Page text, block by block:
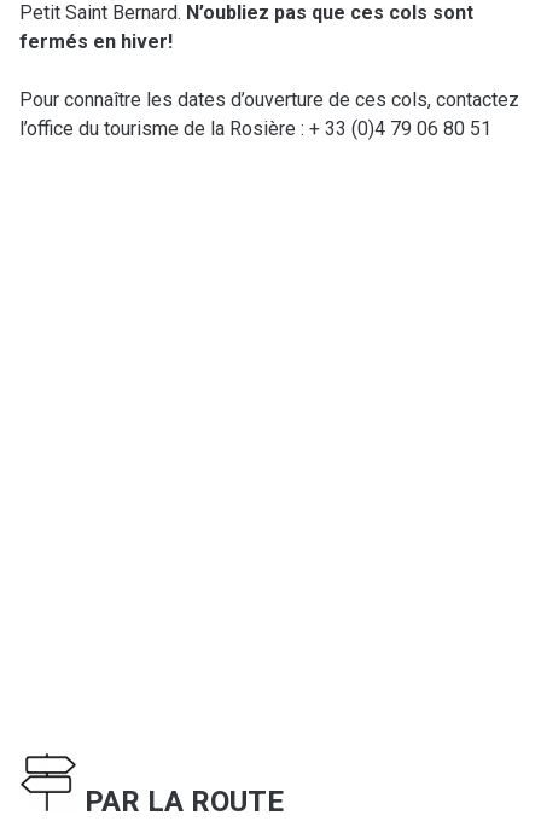
Petit Saint Bernard. N’oubliez pas que ces cols sont
fermés enhiver!
Pour connaître les dates d’ouverture de ces cols, contactez
l’office du tourisme de la Rosière : + 33 (0)4 79 06 80 51
PAR LA ROUTE